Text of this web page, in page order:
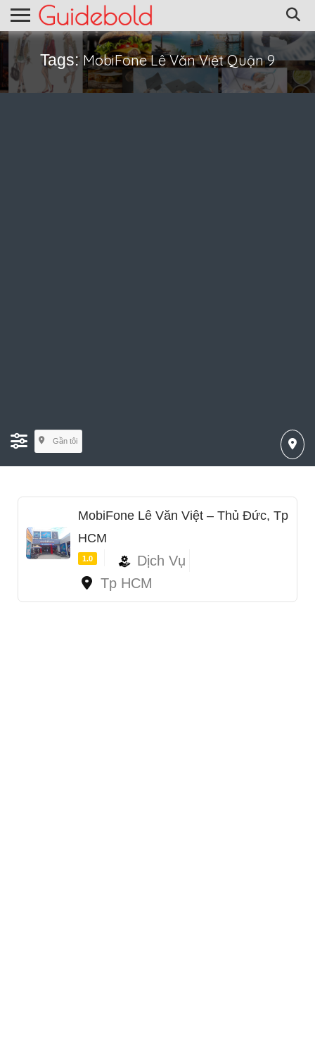
Tags: MobiFone Lê Văn Việt Quận 9
Gần tôi
MobiFone Lê Văn Việt – Thủ Đức, Tp
HCM
1.0
Dịch Vụ
Tp HCM